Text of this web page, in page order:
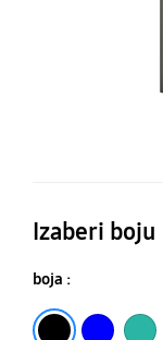
Izaberi boju
boja :